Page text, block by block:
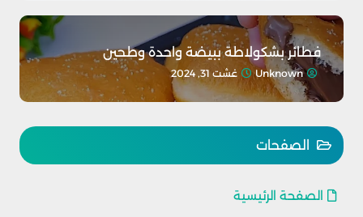
فطائر بشكولاطة ببيضة واحدة وطحين
Unknown غشت 31, 2024
الصفحات
الصفحة الرئيسية